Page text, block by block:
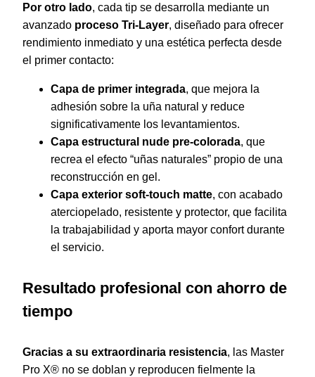
Por otro lado, cada tip se desarrolla mediante un
avanzado proceso Tri-Layer, diseñado para ofrecer
rendimiento inmediato y una estética perfecta desde
el primer contacto:
Capa de primer integrada, que mejora la
adhesión sobre la uña natural y reduce
significativamente los levantamientos.
Capa estructural nude pre-colorada, que
recrea el efecto “uñas naturales” propio de una
reconstrucción en gel.
Capa exterior soft-touch matte, con acabado
aterciopelado, resistente y protector, que facilita
la trabajabilidad y aporta mayor confort durante
el servicio.
Resultado profesional con ahorro de
tiempo
Gracias a su extraordinaria resistencia, las Master
Pro X® no se doblan y reproducen fielmente la